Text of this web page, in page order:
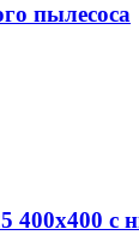
пылесоса
400х400 с